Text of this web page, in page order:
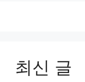
최신 글